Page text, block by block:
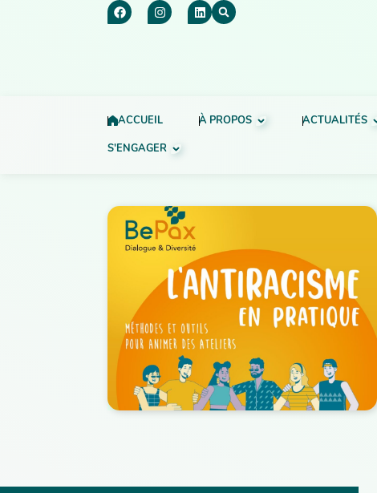
ACCUEIL À PROPOS ACTUALITÉS
S'ENGAGER